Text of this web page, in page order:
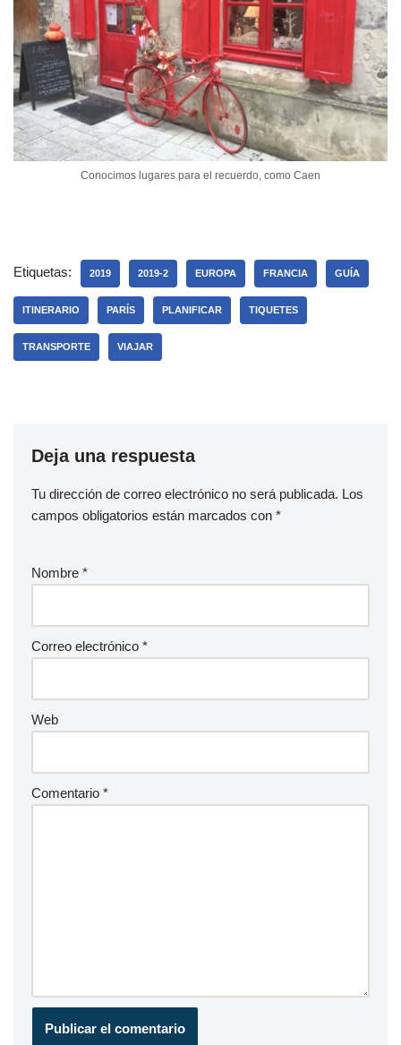
Conocimos lugares para el recuerdo, como Caen
Etiquetas: 2019 2019-2 EUROPA FRANCIA GUÍA
ITINERARIO PARÍS PLANIFICAR TIQUETES
TRANSPORTE VIAJAR
Deja una respuesta
Tu dirección de correo electrónico no será publicada. Los
campos obligatorios están marcados con *
Nombre *
Correo electrónico *
Web
Comentario *